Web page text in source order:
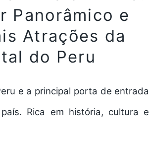
Panorâmico e
Atrações da
do Peru
e a principal porta de entrada
Rica em história, cultura e